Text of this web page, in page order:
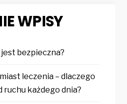
WPISY
bezpieczna?
leczenia – dlaczego
ruchu każdego dnia?